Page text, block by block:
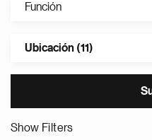
Función
Ubicación (11)
Show Filters